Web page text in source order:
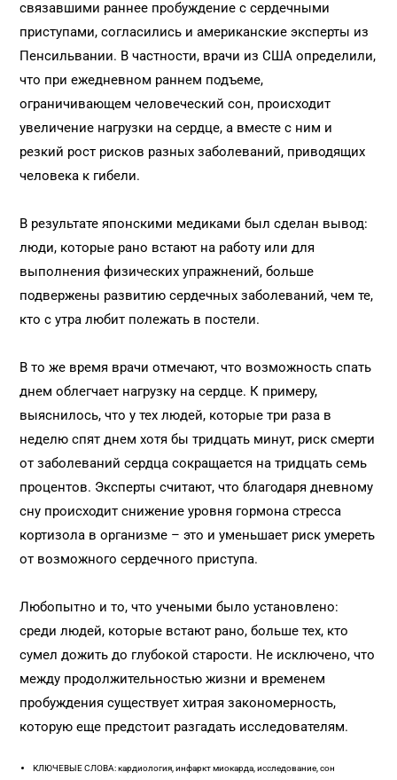
связавшими раннее пробуждение с сердечными
приступами, согласились и американские эксперты из
Пенсильвании. В частности, врачи из США определили,
что при ежедневном раннем подъеме,
ограничивающем человеческий сон, происходит
увеличение нагрузки на сердце, а вместе с ним и
резкий рост рисков разных заболеваний, приводящих
человека к гибели.
В результате японскими медиками был сделан вывод:
люди, которые рано встают на работу или для
выполнения физических упражнений, больше
подвержены развитию сердечных заболеваний, чем те,
кто с утра любит полежать в постели.
В то же время врачи отмечают, что возможность спать
днем облегчает нагрузку на сердце. К примеру,
выяснилось, что у тех людей, которые три раза в
неделю спят днем хотя бы тридцать минут, риск смерти
от заболеваний сердца сокращается на тридцать семь
процентов. Эксперты считают, что благодаря дневному
сну происходит снижение уровня гормона стресса
кортизола в организме – это и уменьшает риск умереть
от возможного сердечного приступа.
Любопытно и то, что учеными было установлено:
среди людей, которые встают рано, больше тех, кто
сумел дожить до глубокой старости. Не исключено, что
между продолжительностью жизни и временем
пробуждения существует хитрая закономерность,
которую еще предстоит разгадать исследователям.
КЛЮЧЕВЫЕ СЛОВА: кардиология, инфаркт миокарда, исследование, сон